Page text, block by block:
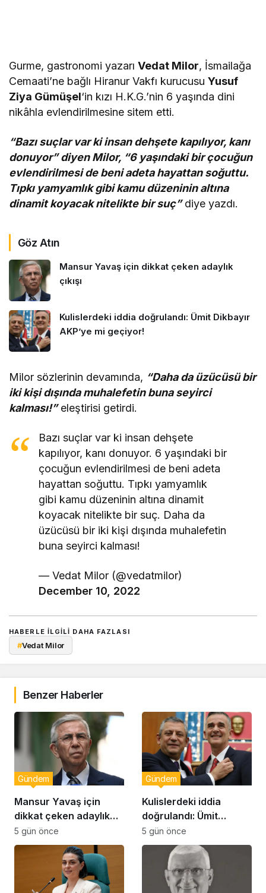
Gurme, gastronomi yazarıVedat Milor, İsmailağa
Cemaati’ne bağlı Hiranur Vakfı kurucusuYusuf
Ziya Gümüşel‘in kızı H.K.G.’nin 6 yaşında dini
nikâhla evlendirilmesine sitem etti.
“Bazı suçlar var ki insan dehşete kapılıyor, kanı
donuyor” diyen Milor, “6 yaşındaki bir çocuğun
evlendirilmesi de beni adeta hayattan soğuttu.
Tıpkı yamyamlık gibi kamu düzeninin altına
dinamit koyacak nitelikte bir suç”diye yazdı.
Göz Atın
Mansur Yavaş için dikkat çeken adaylık
çıkışı
Kulislerdeki iddia doğrulandı: Ümit Dikbayır
AKP’ye mi geçiyor!
Milor sözlerinin devamında, “Daha da üzücüsü bir
iki kişi dışında muhalefetin buna seyirci
kalması!” eleştirisi getirdi.
Bazı suçlar var ki insan dehşete
kapılıyor, kanı donuyor. 6 yaşındaki bir
çocuğun evlendirilmesi de beni adeta
hayattan soğuttu. Tıpkı yamyamlık
gibi kamu düzeninin altına dinamit
koyacak nitelikte bir suç. Daha da
üzücüsü bir iki kişi dışında muhalefetin
buna seyirci kalması!
— Vedat Milor (@vedatmilor)
December 10, 2022
HABERLE ILGILI DAHA FAZLASI
#Vedat Milor
Benzer Haberler
Mansur Yavaş için
dikkat çeken adaylık
çıkışı
Gündem
5 gün önce
Kulislerdeki iddia
doğrulandı: Ümit
Dikbayır AKP’ye mi
geçiyor!
Gündem
5 gün önce